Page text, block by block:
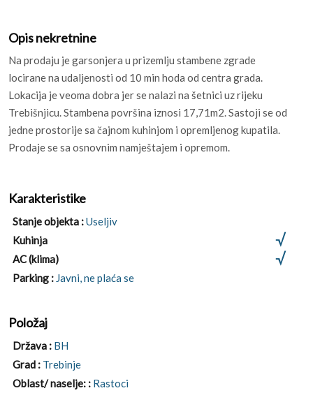
Opis nekretnine
Na prodaju je garsonjera u prizemlju stambene zgrade
locirane na udaljenosti od 10 min hoda od centra grada.
Lokacija je veoma dobra jer se nalazi na šetnici uz rijeku
Trebišnjicu. Stambena površina iznosi 17,71m2. Sastoji se od
jedne prostorije sa čajnom kuhinjom i opremljenog kupatila.
Prodaje se sa osnovnim namještajem i opremom.
Karakteristike
Stanje objekta :Useljiv
Kuhinja
AC (klima)
Parking : Javni, ne plaća se
Položaj
Država : BH
Grad : Trebinje
Oblast/ naselje: : Rastoci